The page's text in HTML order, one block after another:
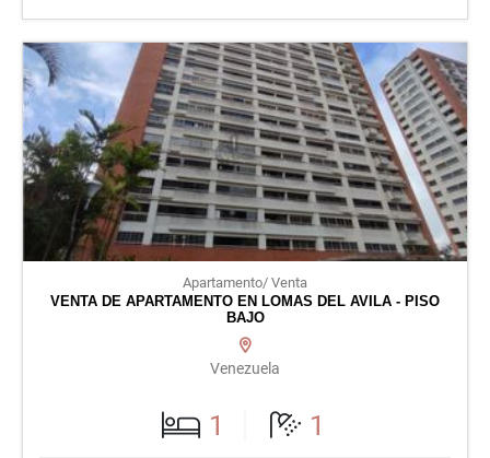
Apartamento/ Venta
VENTA DE APARTAMENTO EN LOMAS DEL AVILA - PISO
BAJO
Venezuela
1 1